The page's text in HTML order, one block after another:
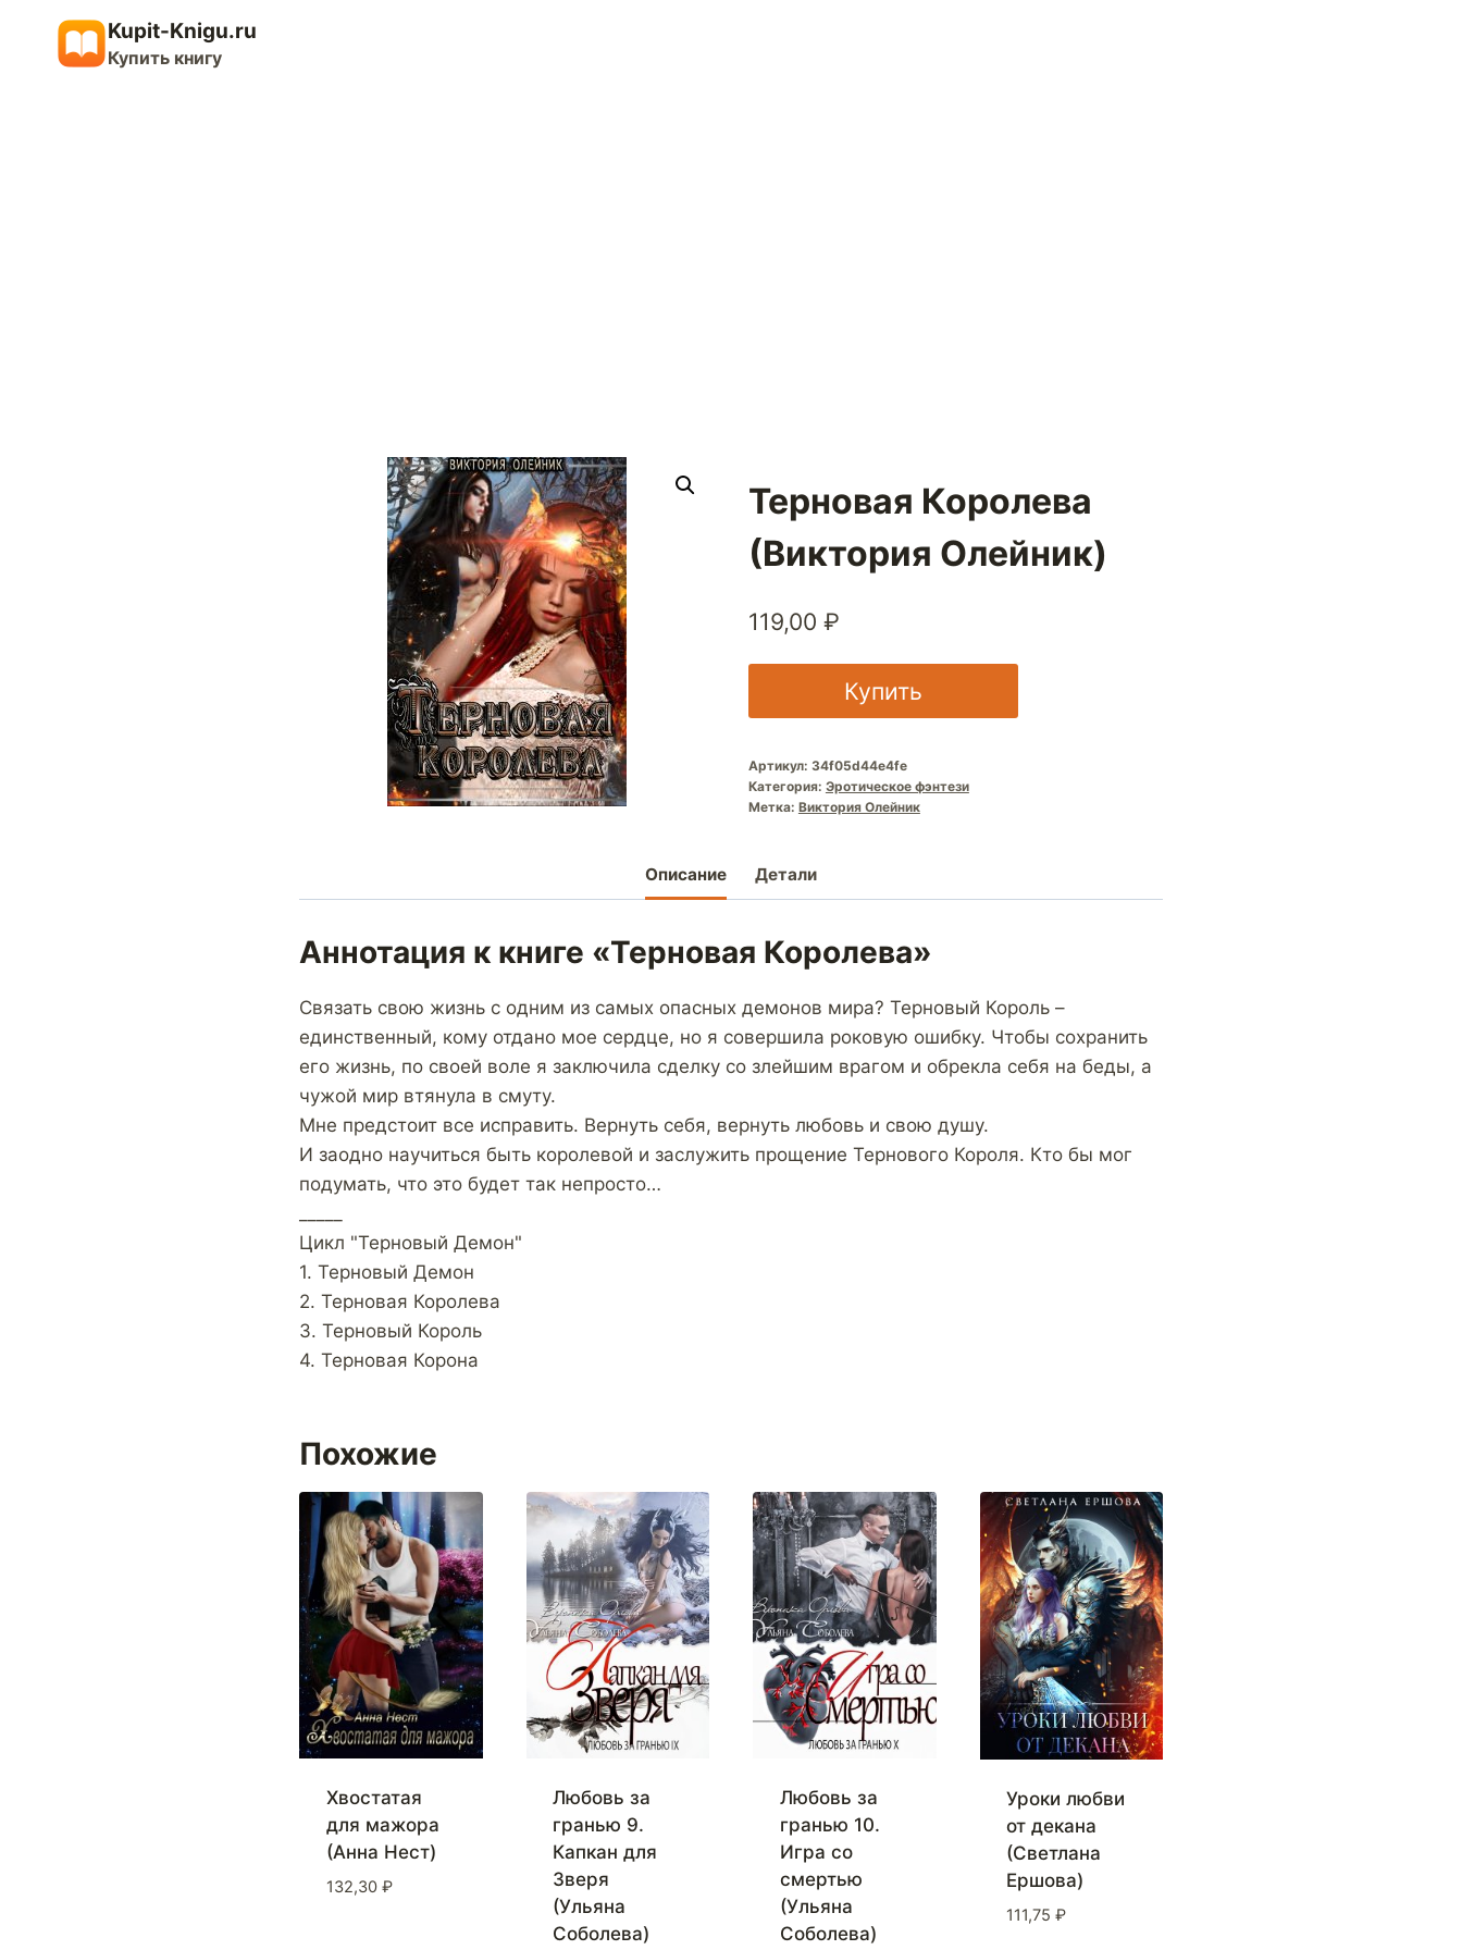
содержимому
Kupit-Knigu.ru
Купить книгу
Терновая Королева
(Виктория Олейник)
119,00 ₽
Купить
Артикул: 34f05d44e4fe
Категория: Эротическое фэнтези
Метка: Виктория Олейник
Описание Детали
Аннотация к книге «Терновая Королева»
Связать свою жизнь с одним из самых опасных демонов мира? Терновый Король –
единственный, кому отдано мое сердце, но я совершила роковую ошибку. Чтобы сохранить
его жизнь, по своей воле я заключила сделку со злейшим врагом и обрекла себя на беды, а
чужой мир втянула в смуту.
Мне предстоит все исправить. Вернуть себя, вернуть любовь и свою душу.
И заодно научиться быть королевой и заслужить прощение Тернового Короля. Кто бы мог
подумать, что это будет так непросто…
Цикл "Терновый Демон"
1. Терновый Демон
2. Терновая Королева
3. Терновый Король
4. Терновая Корона
Похожие
Хвостатая
для мажора
(Анна Нест)
132,30 ₽
Любовь за
гранью 9.
Капкан для
Зверя
(Ульяна
Соболева)
Любовь за
гранью 10.
Игра со
смертью
(Ульяна
Соболева)
Уроки любви
от декана
(Светлана
Ершова)
111,75 ₽